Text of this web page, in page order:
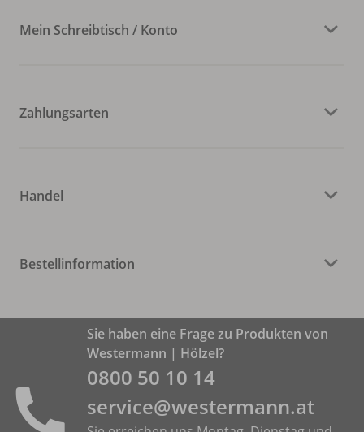
Mein Schreibtisch / Konto
Zahlungsarten
Handel
Bestellinformation
Sie haben eine Frage zu Produkten von
Westermann | Hölzel?
0800 50 10 14
service@westermann.at